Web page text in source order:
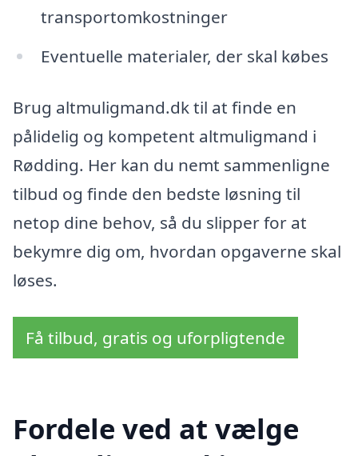
transportomkostninger
Eventuelle materialer, der skal købes
Brug altmuligmand.dk til at finde en
pålidelig og kompetent altmuligmand i
Rødding. Her kan du nemt sammenligne
tilbud og finde den bedste løsning til
netop dine behov, så du slipper for at
bekymre dig om, hvordan opgaverne skal
løses.
Få tilbud, gratis og uforpligtende
Fordele ved at vælge